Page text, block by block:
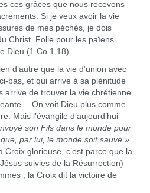
ces grâces que nous recevons
Si je veux avoir la vie
de mes péchés, je dois
Christ. Folie pour les païens
Dieu (1 Co 1,18).
d’autre que la vie d’union avec
bas, et qui arrive à sa plénitude
arrive de trouver la vie chrétienne
On voit Dieu plus comme
Mais l’évangile d’aujourd’hui
son Fils dans le monde pour
par lui, le monde soit sauvé »
Croix glorieuse, c’est parce que la
suivies de la Résurrection)
; la Croix dit la victoire de